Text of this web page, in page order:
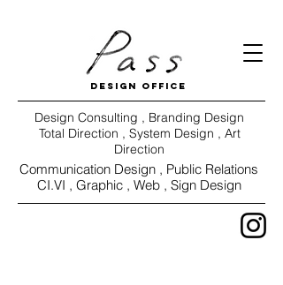
DESIGN OFFICE
Design Consulting , Branding Design
Total Direction , System Design , Art
Direction
Communication Design , Public Relations
CI.VI , Graphic , Web , Sign Design